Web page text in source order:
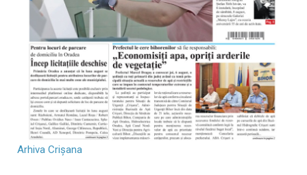
Arhiva Crișana